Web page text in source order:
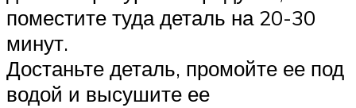
поместите туда деталь на 20-30
минут.
Достаньте деталь, промойте ее под
водой и высушите ее